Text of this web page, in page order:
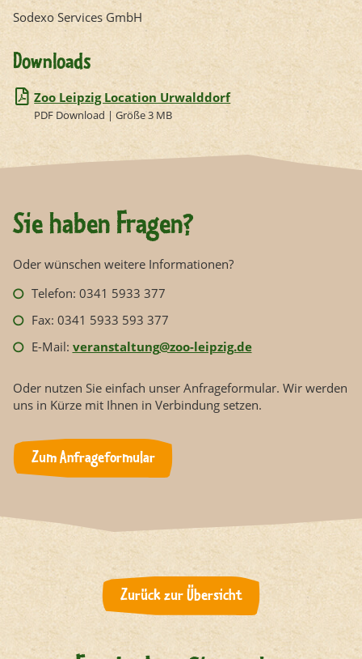
Sodexo Services GmbH
Downloads
Zoo Leipzig Location Urwalddorf
PDF Download | Größe 3 MB
Sie haben Fragen?
Oder wünschen weitere Informationen?
Telefon: 0341 5933 377
Fax: 0341 5933 593 377
E-Mail: veranstaltung@zoo-leipzig.de
Oder nutzen Sie einfach unser Anfrageformular. Wir werden
uns in Kürze mit Ihnen in Verbindung setzen.
Zum Anfrageformular
Zurück zur Übersicht